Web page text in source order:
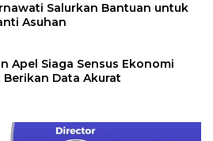
Salurkan Bantuan untuk
Asuhan
Apel Siaga Sensus Ekonomi
Berikan Data Akurat